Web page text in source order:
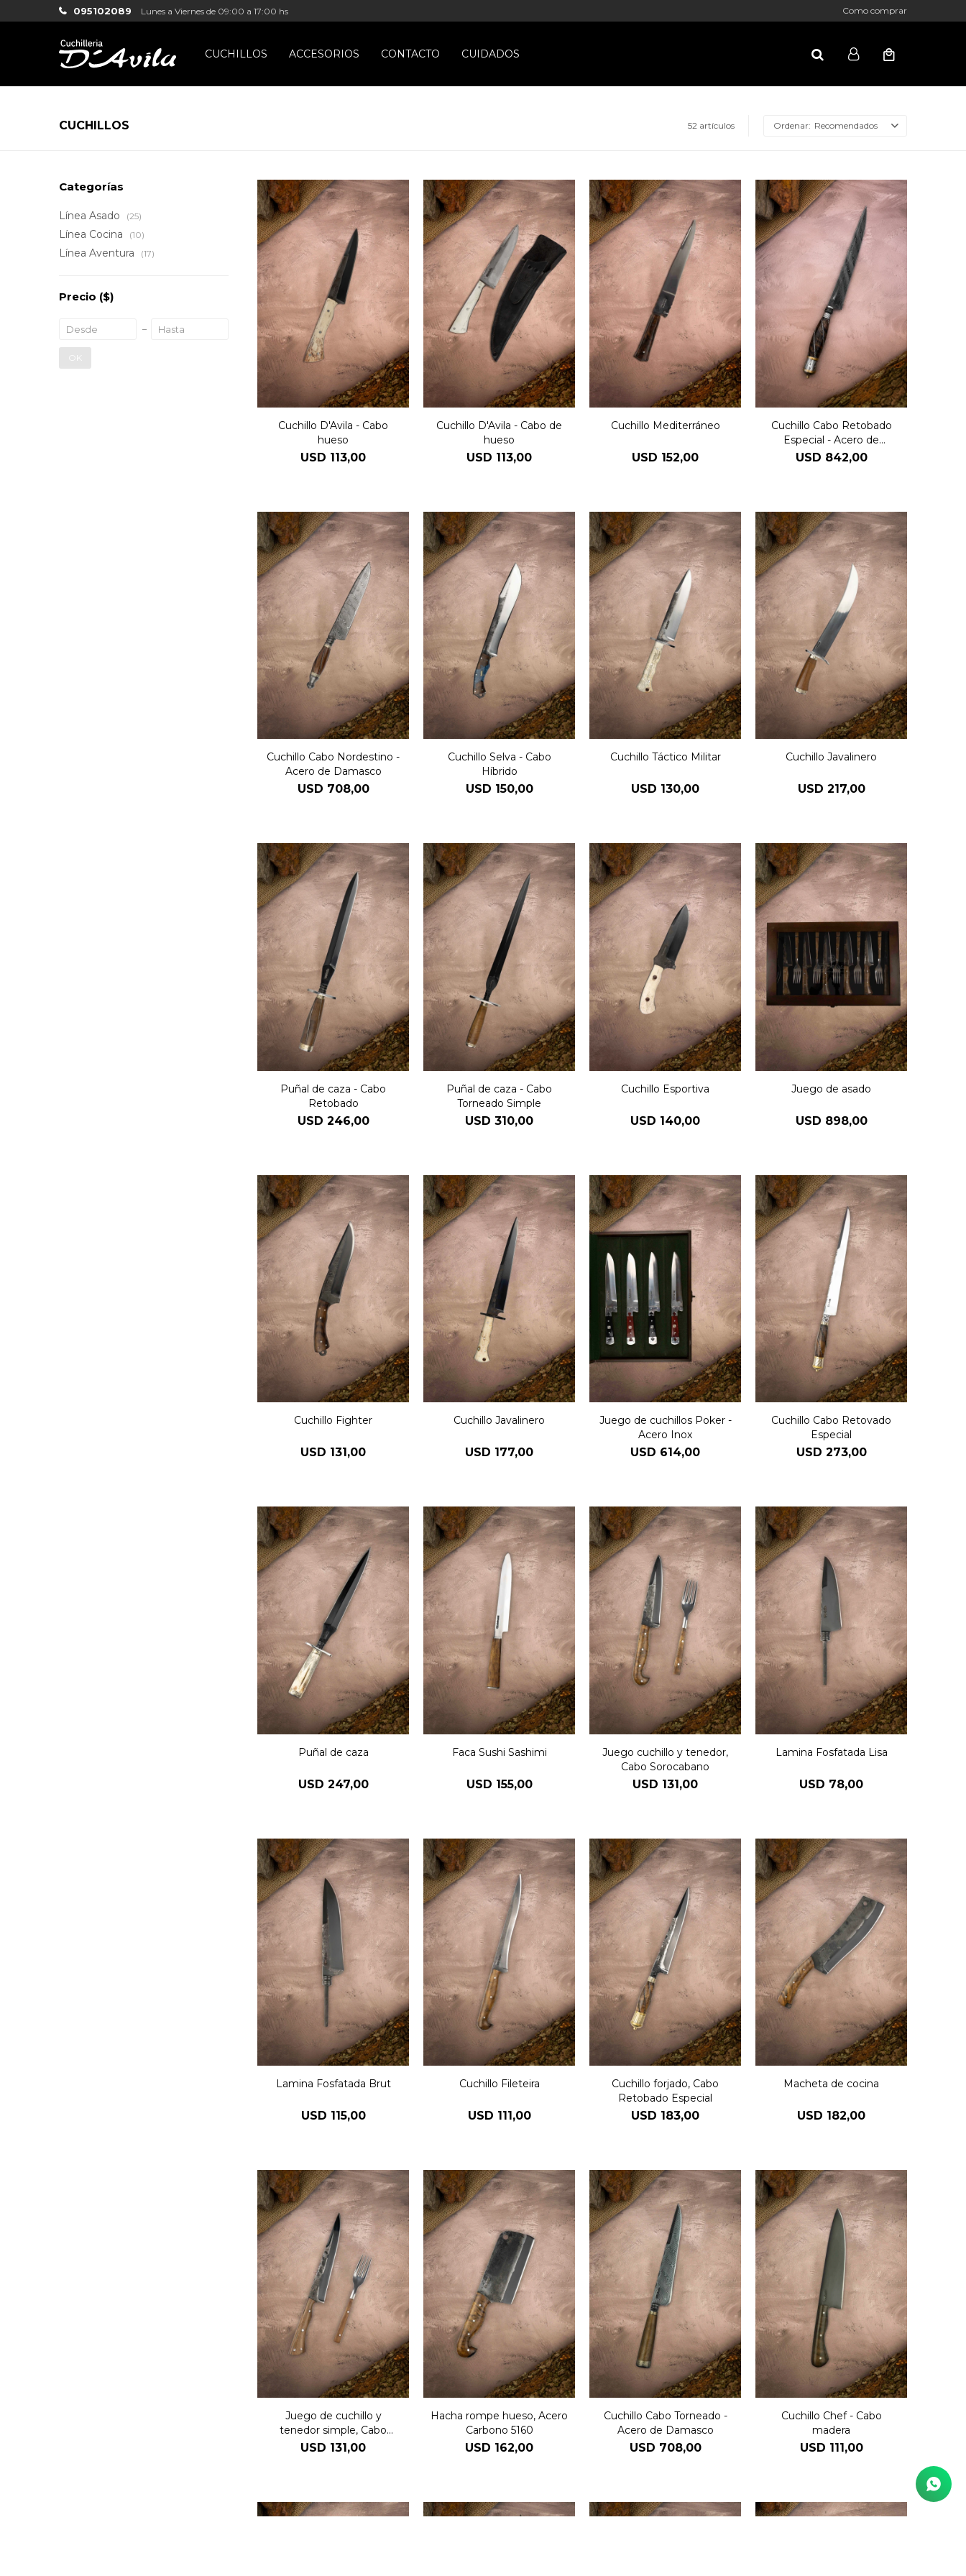
CUCHILLOS ACCESORIOS CONTACTO CUIDADOS
095102089 Lunes a Viernes de 09:00 a 17:00 hs Como comprar
CUCHILLOS 52 artículos Recomendados
Cuchillo D'Avila - Cabo
hueso
USD 113,00
Cuchillo D'Avila - Cabo de
hueso
USD 113,00
Cuchillo Mediterráneo
USD 152,00
Cuchillo Cabo Retobado
Especial - Acero de
Damasco
USD 842,00
Cuchillo Cabo Nordestino -
Acero de Damasco
USD 708,00
Cuchillo Selva - Cabo
Híbrido
USD 150,00
Cuchillo Táctico Militar
USD 130,00
Cuchillo Javalinero
USD 217,00
Puñal de caza - Cabo
Retobado
USD 246,00
Puñal de caza - Cabo
Torneado Simple
USD 310,00
Cuchillo Esportiva
USD 140,00
Juego de asado
USD 898,00
Cuchillo Fighter
USD 131,00
Cuchillo Javalinero
USD 177,00
Juego de cuchillos Poker -
Acero Inox
USD 614,00
Cuchillo Cabo Retovado
Especial
USD 273,00
Puñal de caza
USD 247,00
Faca Sushi Sashimi
USD 155,00
Juego cuchillo y tenedor,
Cabo Sorocabano
USD 131,00
Lamina Fosfatada Lisa
USD 78,00
Lamina Fosfatada Brut
USD 115,00
Cuchillo Fileteira
USD 111,00
Cuchillo forjado, Cabo
Retobado Especial
USD 183,00
Macheta de cocina
USD 182,00
Juego de cuchillo y
tenedor simple, Cabo
D'Avila
USD 131,00
Hacha rompe hueso, Acero
Carbono 5160
USD 162,00
Cuchillo Cabo Torneado -
Acero de Damasco
USD 708,00
Cuchillo Chef - Cabo
madera
USD 111,00
Categorías
Línea Asado (25)
Línea Cocina (10)
Línea Aventura (17)
Precio ($)
OK